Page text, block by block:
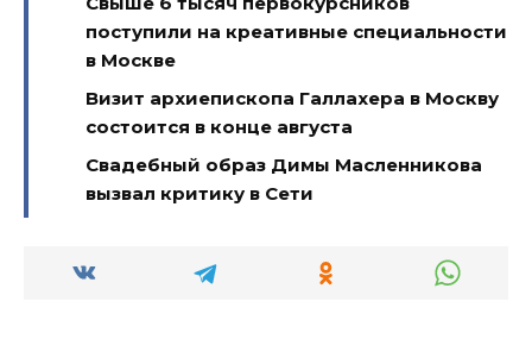
поступили на креативные специальности
в Москве
Визит архиепископа Галлахера в Москву
состоится в конце августа
Свадебный образ Димы Масленникова
вызвал критику в Сети